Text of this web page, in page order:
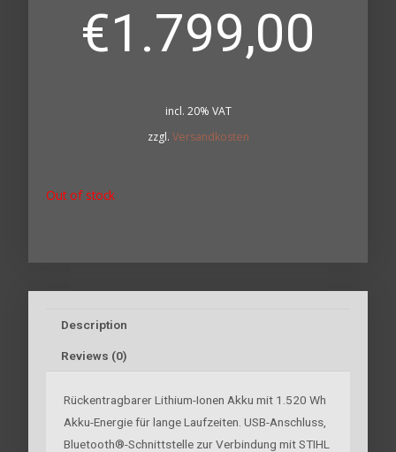
€1.799,00
incl. 20% VAT
zzgl. Versandkosten
Out of stock
Description
Reviews (0)
Rückentragbarer Lithium-Ionen Akku mit 1.520 Wh
Akku-Energie für lange Laufzeiten. USB-Anschluss,
Bluetooth®-Schnittstelle zur Verbindung mit STIHL